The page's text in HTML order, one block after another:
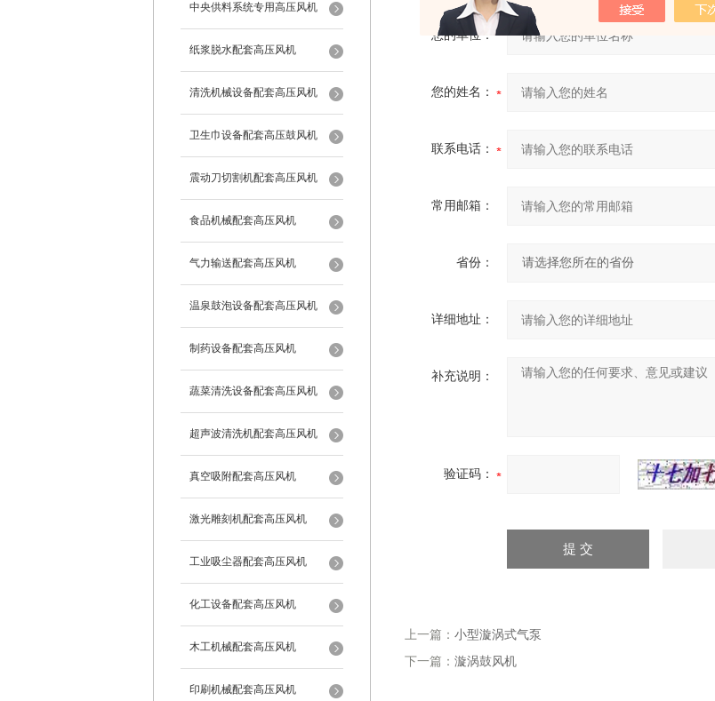
中央供料系统专用高压风机
纸浆脱水配套高压风机
清洗机械设备配套高压风机
卫生巾设备配套高压鼓风机
震动刀切割机配套高压风机
食品机械配套高压风机
气力输送配套高压风机
温泉鼓泡设备配套高压风机
制药设备配套高压风机
蔬菜清洗设备配套高压风机
超声波清洗机配套高压风机
真空吸附配套高压风机
激光雕刻机配套高压风机
工业吸尘器配套高压风机
化工设备配套高压风机
木工机械配套高压风机
印刷机械配套高压风机
您的单位：
您的姓名：
联系电话：
常用邮箱：
省份：
详细地址：
补充说明：
验证码：
上一篇： 小型漩涡式气泵
下一篇： 漩涡鼓风机